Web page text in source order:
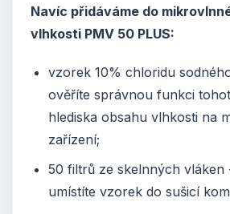
Navíc přidáváme do
vlhkosti PMV 50 PLUS:
vzorek 10% chloridu
ověříte správnou funkci
hlediska obsahu vlhkosti na
zařízení;
50 filtrů ze skelnných
umístíte vzorek do sušicí